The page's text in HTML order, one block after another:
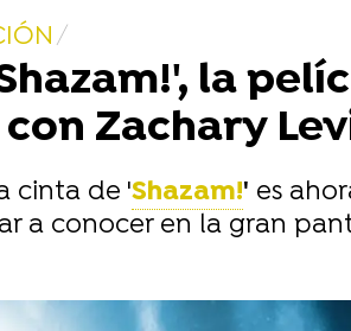
la
Zachary
cinta de 'Shazam!' es
a conocer en la gran